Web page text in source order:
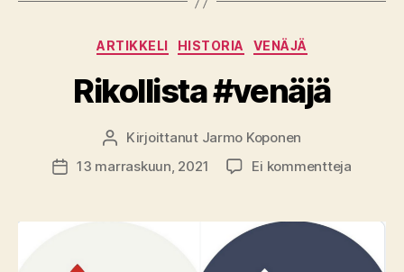
Kategoriat
ARTIKKELI HISTORIA VENÄJÄ
Rikollista #venäjä
Kirjoittaja
Kirjoittanut Jarmo Koponen
Julkaisupäivämäärä
13 marraskuun, 2021 Ei kommentteja